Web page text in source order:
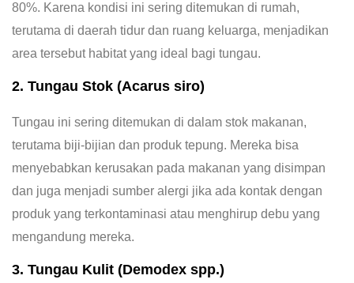
80%. Karena kondisi ini sering ditemukan di rumah,
terutama di daerah tidur dan ruang keluarga, menjadikan
area tersebut habitat yang ideal bagi tungau.
2. Tungau Stok (Acarus siro)
Tungau ini sering ditemukan di dalam stok makanan,
terutama biji-bijian dan produk tepung. Mereka bisa
menyebabkan kerusakan pada makanan yang disimpan
dan juga menjadi sumber alergi jika ada kontak dengan
produk yang terkontaminasi atau menghirup debu yang
mengandung mereka.
3. Tungau Kulit (Demodex spp.)